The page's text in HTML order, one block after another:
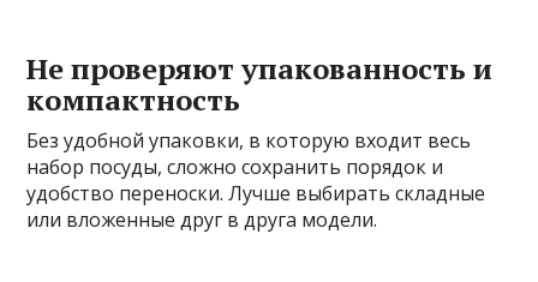
Не проверяют упакованность и
компактность
Без удобной упаковки, в которую входит весь
набор посуды, сложно сохранить порядок и
удобство переноски. Лучше выбирать складные
или вложенные друг в друга модели.